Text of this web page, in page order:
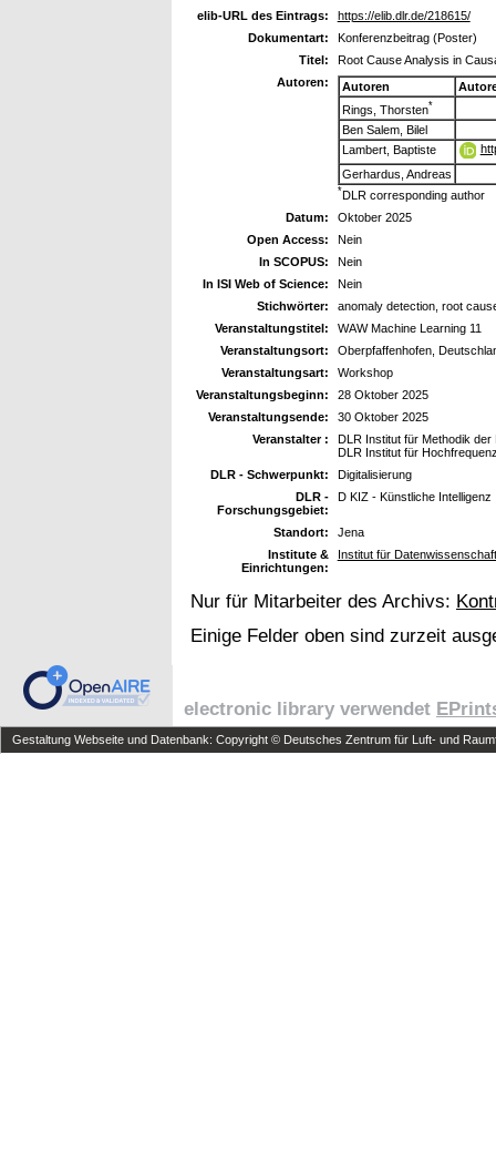
elib-URL des Eintrags:
https://elib.dlr.de/218615/
Dokumentart:
Konferenzbeitrag (Poster)
Titel:
Root Cause Analysis in
Autoren:
Autoren
Rings, Thorsten*
Ben Salem, Bilel
Lambert, Baptiste
Gerhardus, Andreas
*DLR corresponding author
Datum:
Oktober 2025
Open Access:
Nein
In SCOPUS:
Nein
In ISI Web of Science:
Nein
Stichwörter:
anomaly detection, root
Veranstaltungstitel:
WAW Machine Learning 11
Veranstaltungsort:
Oberpfaffenhofen,
Veranstaltungsart:
Workshop
Veranstaltungsbeginn:
28 Oktober 2025
Veranstaltungsende:
30 Oktober 2025
Veranstalter :
DLR Institut für Methodik
DLR Institut für
DLR - Schwerpunkt:
Digitalisierung
DLR -
Forschungsgebiet:
D KIZ - Künstliche Intelligenz
Standort:
Jena
Institute &
Einrichtungen:
Institut für
Nur für Mitarbeiter des Archivs:
Einige Felder oben sind zurzeit
electronic library verwendet
Gestaltung Webseite und Datenbank: Copyright © Deutsches Zentrum für Luft- und